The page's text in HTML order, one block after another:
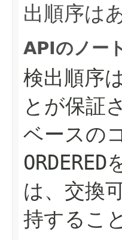
出順序は
APIのノー
検出順序
とが保証
ベースの
ORDERED
は、交換
持するこ